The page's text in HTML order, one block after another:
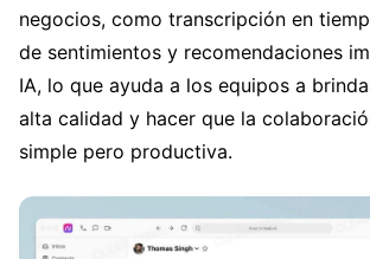
negocios, como transcripción en
de sentimientos y recomendaciones
IA, lo que ayuda a los equipos a
alta calidad y hacer que la
simple pero productiva.